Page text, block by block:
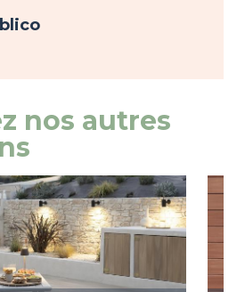
nos autres